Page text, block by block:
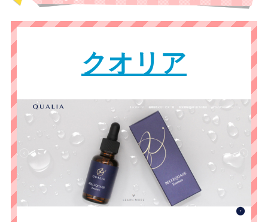
クオリア